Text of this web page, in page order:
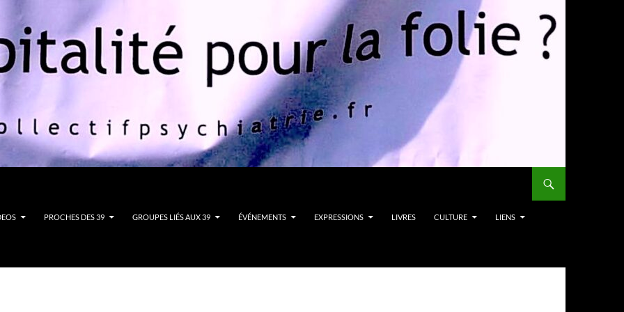
PROCHES DES 39 GROUPES LIÉS AUX 39 ÉVÉNEMENTS EXPRESSIONS LIVRES CULTURE LIENS